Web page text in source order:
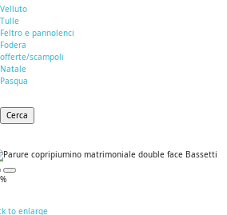
Velluto
Tulle
Feltro e pannolenci
Fodera
offerte/scampoli
Natale
Pasqua
Cerca
to enlarge